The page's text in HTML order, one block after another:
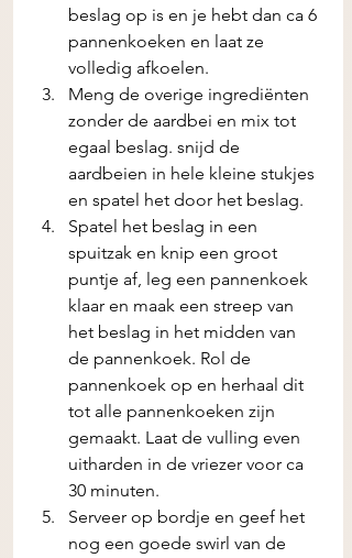
beslag op is en je hebt dan ca 6
pannenkoeken en laat ze
volledig afkoelen.
Meng de overige ingrediënten
zonder de aardbei en mix tot
egaal beslag. snijd de
aardbeien in hele kleine stukjes
en spatel het door het beslag.
Spatel het beslag in een
spuitzak en knip een groot
puntje af, leg een pannenkoek
klaar en maak een streep van
het beslag in het midden van
de pannenkoek. Rol de
pannenkoek op en herhaal dit
tot alle pannenkoeken zijn
gemaakt. Laat de vulling even
uitharden in de vriezer voor ca
30 minuten.
Serveer op bordje en geef het
nog een goede swirl van de